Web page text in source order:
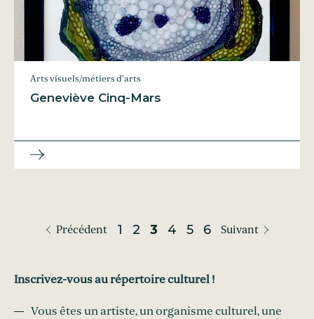
Arts visuels/métiers d’arts
Geneviève Cinq-Mars
Précédent 1 2 3 4 5 6 Suivant
Inscrivez-vous au répertoire culturel !
Vous êtes un artiste, un organisme culturel, une